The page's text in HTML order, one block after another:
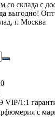
склада с
выгодно!
г. Москва
0
1:1
с